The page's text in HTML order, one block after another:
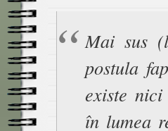
Mai sus
postula
existe
în lumea